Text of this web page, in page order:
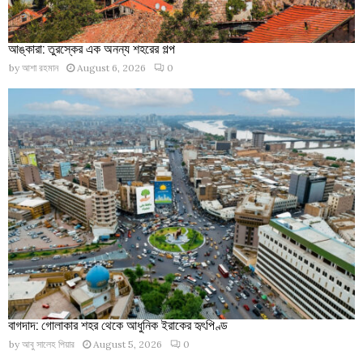
আঙ্কারা: তুরস্কের এক অনন্য শহরের গল্প
by আশা রহমান August 6, 2026 0
বাগদাদ: গোলাকার শহর থেকে আধুনিক ইরাকের হৃৎপিণ্ড
by আবু সালেহ পিয়ার August 5, 2026 0